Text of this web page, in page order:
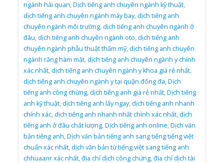
ngành hải quan,Dịch tiếng anh chuyên ngành kỹ thuật,
dịch tiếng anh chuyên ngành máy bay,dịch tiếng anh
chuyên ngành môi trường,dịch tiếng anh chuyên ngành ở
đâu,dịch tiếng anh chuyên ngành oto,dịch tiếng anh
chuyên ngành phẫu thuật thẩm mỹ,dịch tiếng anh chuyên
ngành răng hàm mặt,dịch tiếng anh chuyên ngành y chính
xác nhất,dịch tiếng anh chuyên ngành y khoa giá rẻ nhất,
dịch tiếng anh chuyên ngành y tại quận đống đa,Dịch
tiếng anh công chứng,dịch tiếng anh giá rẻ nhất,Dịch tiếng
anh kỹ thuật,dịch tiếng anh lấy ngay,dịch tiếng anh nhanh
chính xác,dịch tiếng anh nhanh nhất chính xác nhất,dịch
tiếng anh ở đâu chất lượng,Dịch tiếng anh online,Dịch văn
bản tiếng anh,Dịch văn bản tiếng anh sang tiếng tiếng việt
chuẩn xác nhất,dịch văn bản từ tiếng việt sang tiếng anh
chhuaanr xác nhất,địa chỉ dịch công chứng,địa chỉ dịch tài